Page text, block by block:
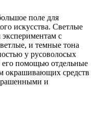
поле для
искусства. Светлые
с
и темные тона
у русоволосых
его помощью отдельные
окрашивающих средств
и